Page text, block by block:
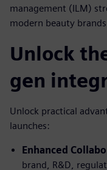
management (ILM)
modern beauty
Unlock
gen
Unlock practical
launches:
Enhanced
brand, R&D,